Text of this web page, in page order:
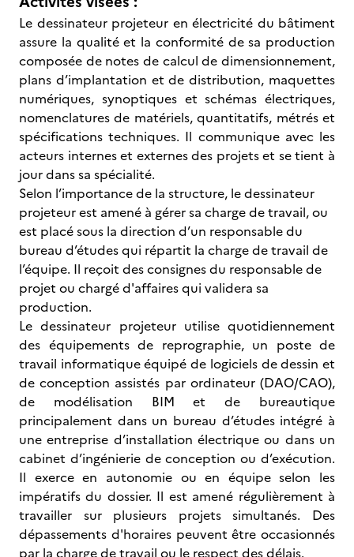
Le dessinateur projeteur en électricité du bâtiment
assure la qualité et la conformité de sa production
composée de notes de calcul de dimensionnement,
plans d’implantation et de distribution, maquettes
numériques, synoptiques et schémas électriques,
nomenclatures de matériels, quantitatifs, métrés et
spécifications techniques. Il communique avec les
acteurs internes et externes des projets et se tient à
jour dans sa spécialité.
Selon l’importance de la structure, le dessinateur
projeteur est amené à gérer sa charge de travail, ou
est placé sous la direction d’un responsable du
bureau d’études qui répartit la charge de travail de
l’équipe. Il reçoit des consignes du responsable de
projet ou chargé d'affaires qui validera sa
production.
Le dessinateur projeteur utilise quotidiennement
des équipements de reprographie, un poste de
travail informatique équipé de logiciels de dessin et
de conception assistés par ordinateur (DAO/CAO),
de modélisation BIM et de bureautique
principalement dans un bureau d’études intégré à
une entreprise d’installation électrique ou dans un
cabinet d’ingénierie de conception ou d’exécution.
Il exerce en autonomie ou en équipe selon les
impératifs du dossier. Il est amené régulièrement à
travailler sur plusieurs projets simultanés. Des
dépassements d'horaires peuvent être occasionnés
par la charge de travail ou le respect des délais.